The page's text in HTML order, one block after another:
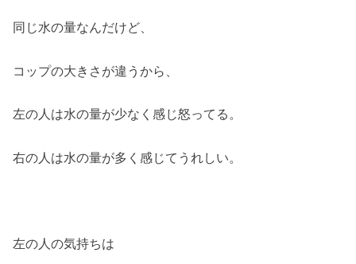
同じ水の量なんだけど、
コップの大きさが違うから、
左の人は水の量が少なく感じ怒ってる。
右の人は水の量が多く感じてうれしい。
左の人の気持ちは